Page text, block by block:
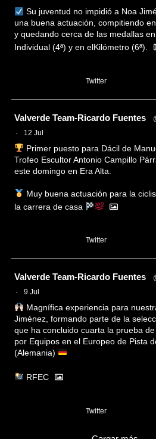
Su juventud no impidió a Noa
una buena actuación, compitiendo
y quedando cerca de las medallas
Individual (4ª) y en elKilómetro (6ª).
Twitter
Valverde Team-Ricardo Fuentes
·
12 Jul
Primer puesto para Dácil de
Trofeo Escultor Antonio Campillo
este domingo en Era Alta.
Muy buena actuación para la
la carrera de casa
Twitter
Valverde Team-Ricardo Fuentes
·
9 Jul
Magnífica experiencia para
Jiménez, formando parte de la
que ha concluido cuarta la prueba
por Equipos en el Europeo de Pista
(Alemania)
RFEC
Twitter